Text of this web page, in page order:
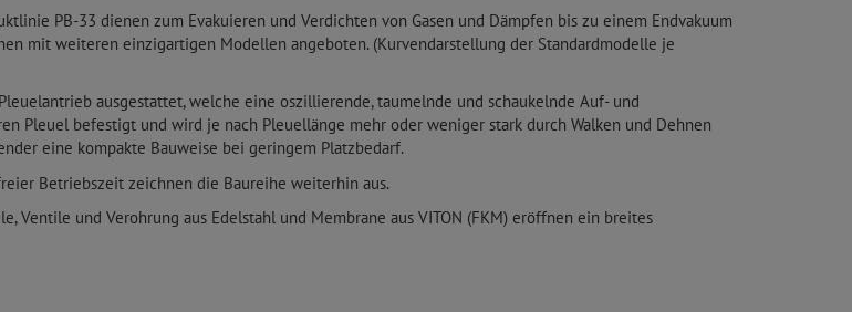
PB-33 dienen zum Evakuieren und Verdichten von Gasen und Dämpfen bis zu einem Endvakuum
mit weiteren einzigartigen Modellen angeboten. (Kurvendarstellung der Standardmodelle je
ausgestattet, welche eine oszillierende, taumelnde und schaukelnde Auf- und
Pleuel befestigt und wird je nach Pleuellänge mehr oder weniger stark durch Walken und Dehnen
eine kompakte Bauweise bei geringem Platzbedarf.
Betriebszeit zeichnen die Baureihe weiterhin aus.
und Verohrung aus Edelstahl und Membrane aus VITON (FKM) eröffnen ein breites